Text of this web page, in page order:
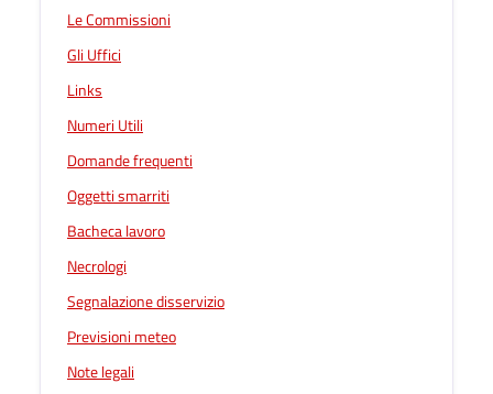
Le Commissioni
Gli Uffici
Links
Numeri Utili
Domande frequenti
Oggetti smarriti
Bacheca lavoro
Necrologi
Segnalazione disservizio
Previsioni meteo
Note legali